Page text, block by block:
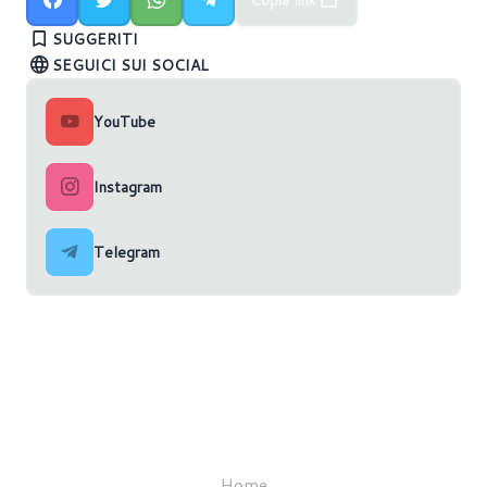
SUGGERITI
all'evento Hot Chips 2024
9800X3D con prezzo e data di uscita
Ultra 200S
SEGUICI SUI SOCIAL
YouTube
Instagram
Telegram